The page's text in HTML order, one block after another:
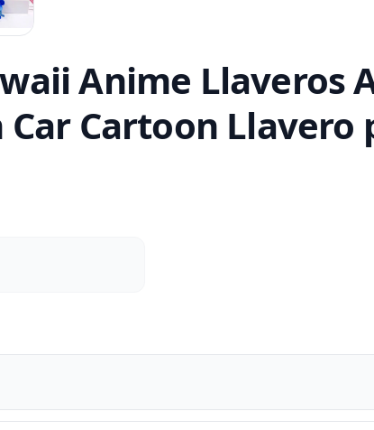
Anime Llaveros
Cartoon Llavero